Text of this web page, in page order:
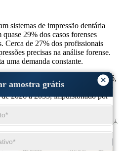
×
amostra grátis
sistemas de impressão dentária
29% dos casos forenses
Cerca de 27% dos profissionais
precisas na análise forense.
uma demanda constante.
US$ 0,24 bilhão em 2026,
total. Espera-se que este segmento
2026 a 2035, impulsionado por
38%
USD 0.65 Bn